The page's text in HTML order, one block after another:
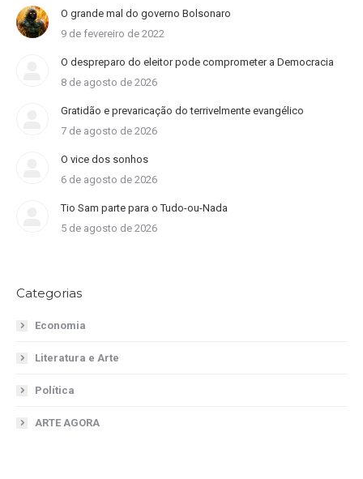
O grande mal do governo Bolsonaro
9 de fevereiro de 2022
O despreparo do eleitor pode comprometer a Democracia
8 de agosto de 2026
Gratidão e prevaricação do terrivelmente evangélico
7 de agosto de 2026
O vice dos sonhos
6 de agosto de 2026
Tio Sam parte para o Tudo-ou-Nada
5 de agosto de 2026
Categorias
Economia
Literatura e Arte
Política
ARTE AGORA